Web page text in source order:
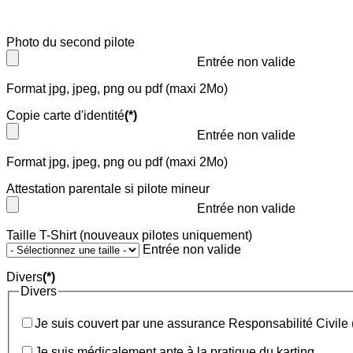
Photo du second pilote
Entrée non valide
Format jpg, jpeg, png ou pdf (maxi 2Mo)
Copie carte d'identité(*)
Entrée non valide
Format jpg, jpeg, png ou pdf (maxi 2Mo)
Attestation parentale si pilote mineur
Entrée non valide
Taille T-Shirt (nouveaux pilotes uniquement)
Entrée non valide
Divers(*)
Divers
Je suis couvert par une assurance Responsabilité Civile